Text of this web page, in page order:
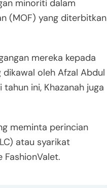
minoriti dalam
(MOF) yang diterbitkan
mereka kepada
dikawal oleh Afzal Abdul
ini, Khazanah juga
meminta perincian
atau syarikat